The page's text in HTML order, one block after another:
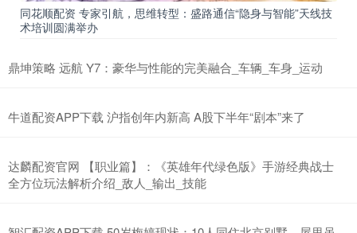
同花顺配资 专家引航，思维转型：盛路通信“隐身与智能”天线技
术培训圆满举办
鼎坤策略 远航 Y7：豪华与性能的完美融合​_车辆_车身_运动
牛道配资APP下载 沪指创年内新高 A股下半年“剧本”来了
达麟配资官网 【职业篇】：《英雄年代绿色版》手游经典战士
全方位玩法解析介绍_敌人_输出_技能